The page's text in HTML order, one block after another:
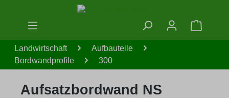
Zum Hauptinhalt springen
Landwirtschaft
Aufbauteile
Bordwandprofile
300
Aufsatzbordwand NS